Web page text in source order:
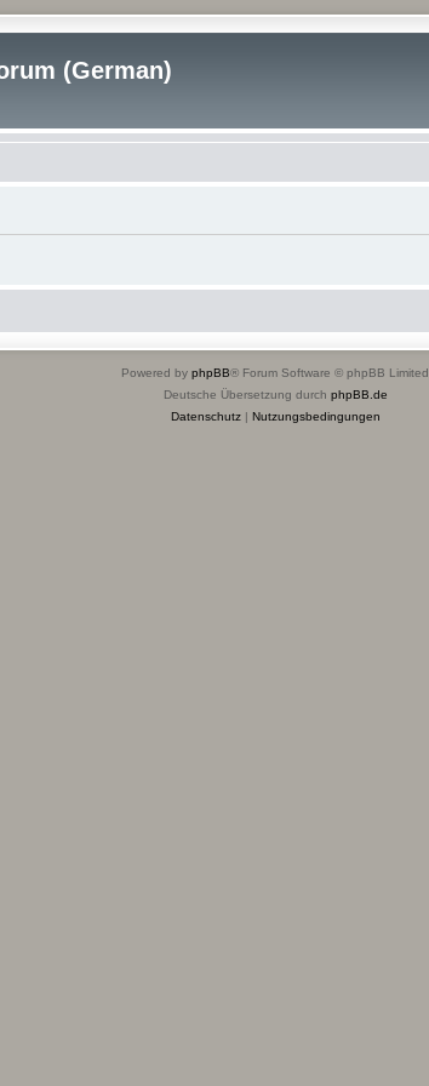
(German)
Powered by phpBB® Forum Software © phpBB Limited
Deutsche Übersetzung durch phpBB.de
Datenschutz| Nutzungsbedingungen